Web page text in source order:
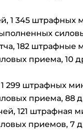
1 345 штрафных
182 штрафные
приема, 10
299 штрафных
приема, 88
121 штрафная
приемов, 7